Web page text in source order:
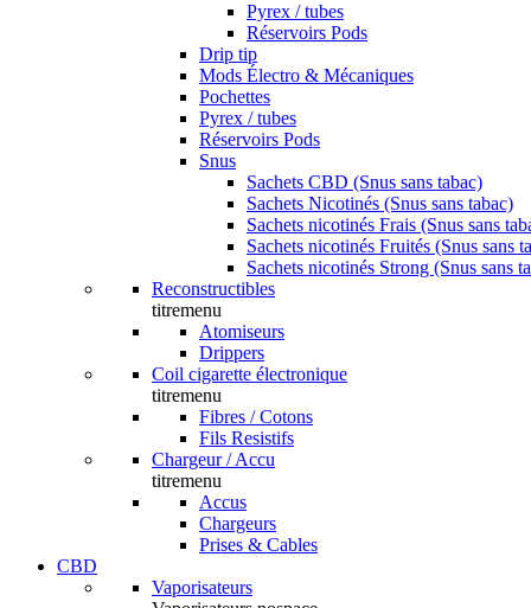
Pyrex / tubes
Réservoirs Pods
Drip tip
Mods Électro & Mécaniques
Pochettes
Pyrex / tubes
Réservoirs Pods
Snus
Sachets CBD (Snus sans tabac)
Sachets Nicotinés (Snus sans tabac)
Sachets nicotinés Frais (Snus sans
Sachets nicotinés Fruités (Snus sans
Sachets nicotinés Strong (Snus sans
Reconstructibles
titremenu
Atomiseurs
Drippers
Coil cigarette électronique
titremenu
Fibres / Cotons
Fils Resistifs
Chargeur / Accu
titremenu
Accus
Chargeurs
Prises & Cables
CBD
Vaporisateurs